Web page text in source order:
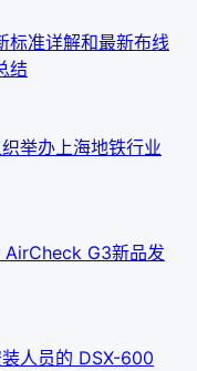
标准详解和最新布线
结
举办上海地铁行业
G3新品发
人员的 DSX-600